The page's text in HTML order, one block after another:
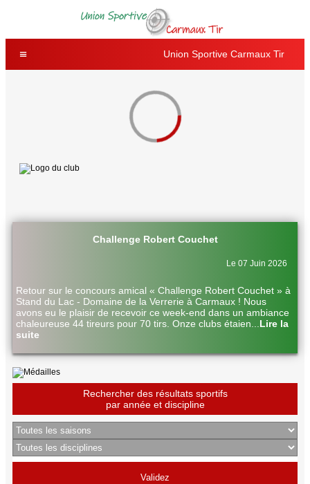
Union Sportive Carmaux Tir
Challenge Robert Couchet
Le 07 Juin 2026
Retour sur le concours amical « Challenge Robert Couchet » à
Stand du Lac - Domaine de la Verrerie à Carmaux ! Nous
avons eu le plaisir de recevoir ce week-end dans un ambiance
chaleureuse 44 tireurs pour 70 tirs. Onze clubs étaien
Lire la
suite
Rechercher des résultats sportifs
par année et discipline